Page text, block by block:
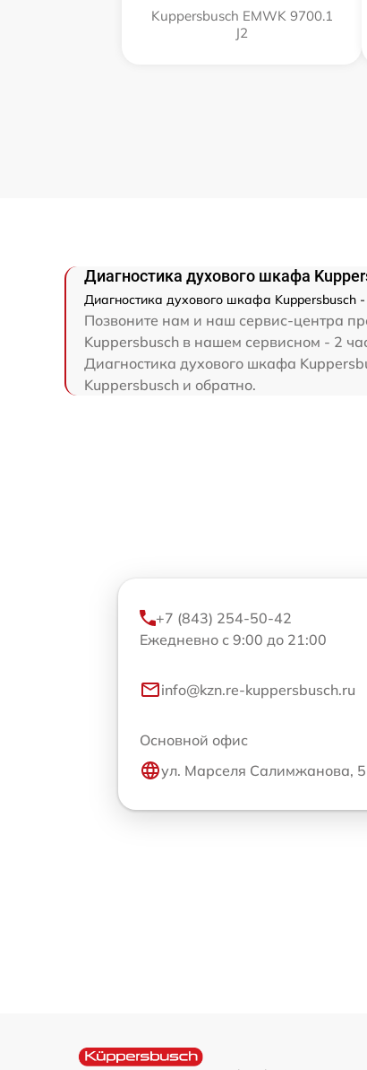
Kuppersbusch EMWK 9700.1
J2
Диагностика духового шкафа
Диагностика духового шкафа Kuppersbusch
Позвоните нам и наш сервис-центра
Kuppersbusch в нашем сервисном - 2
Диагностика духового шкафа
Kuppersbusch и обратно.
+7 (843) 254-50-42
Ежедневно с 9:00 до 21:00
info@kzn.re-kuppersbusch.ru
Основной офис
ул. Марселя Салимжанова, 5